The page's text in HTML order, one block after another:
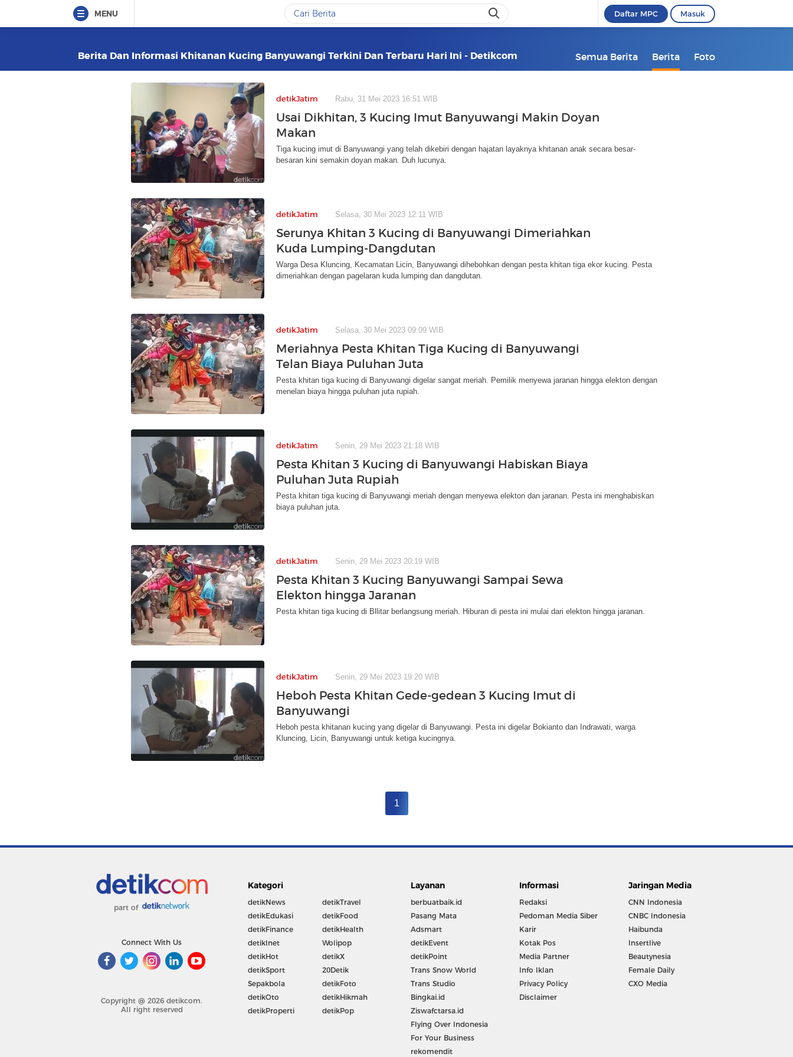
MENU Daftar MPC Masuk
Berita Dan Informasi Khitanan Kucing Banyuwangi Terkini Dan Terbaru Hari Ini - Detikcom Semua Berita Berita Foto
detikJatim Rabu, 31 Mei 2023 16:51 WIB
Usai Dikhitan, 3 Kucing Imut Banyuwangi Makin Doyan
Makan
Tiga kucing imut di Banyuwangi yang telah dikebiri dengan hajatan layaknya khitanan anak secara besar-
besaran kini semakin doyan makan. Duh lucunya.
detikJatim Selasa, 30 Mei 2023 12:11 WIB
Serunya Khitan 3 Kucing di Banyuwangi Dimeriahkan
Kuda Lumping-Dangdutan
Warga Desa Kluncing, Kecamatan Licin, Banyuwangi dihebohkan dengan pesta khitan tiga ekor kucing. Pesta
dimeriahkan dengan pagelaran kuda lumping dan dangdutan.
detikJatim Selasa, 30 Mei 2023 09:09 WIB
Meriahnya Pesta Khitan Tiga Kucing di Banyuwangi
Telan Biaya Puluhan Juta
Pesta khitan tiga kucing di Banyuwangi digelar sangat meriah. Pemilik menyewa jaranan hingga elekton dengan
menelan biaya hingga puluhan juta rupiah.
detikJatim Senin, 29 Mei 2023 21:18 WIB
Pesta Khitan 3 Kucing di Banyuwangi Habiskan Biaya
Puluhan Juta Rupiah
Pesta khitan tiga kucing di Banyuwangi meriah dengan menyewa elekton dan jaranan. Pesta ini menghabiskan
biaya puluhan juta.
detikJatim Senin, 29 Mei 2023 20:19 WIB
Pesta Khitan 3 Kucing Banyuwangi Sampai Sewa
Elekton hingga Jaranan
Pesta khitan tiga kucing di Bllitar berlangsung meriah. Hiburan di pesta ini mulai dari elekton hingga jaranan.
detikJatim Senin, 29 Mei 2023 19:20 WIB
Heboh Pesta Khitan Gede-gedean 3 Kucing Imut di
Banyuwangi
Heboh pesta khitanan kucing yang digelar di Banyuwangi. Pesta ini digelar Bokianto dan Indrawati, warga
Kluncing, Licin, Banyuwangi untuk ketiga kucingnya.
1
part of
Connect With Us
Copyright @ 2026 detikcom.
All right reserved
Kategori
detikNews
detikEdukasi
detikFinance
detikInet
detikHot
detikSport
Sepakbola
detikOto
detikProperti
detikTravel
detikFood
detikHealth
Wolipop
detikX
20Detik
detikFoto
detikHikmah
detikPop
Layanan
berbuatbaik.id
Pasang Mata
Adsmart
detikEvent
detikPoint
Trans Snow World
Trans Studio
Bingkai.id
Ziswafctarsa.id
Flying Over Indonesia
For Your Business
rekomendit
Informasi
Redaksi
Pedoman Media Siber
Karir
Kotak Pos
Media Partner
Info Iklan
Privacy Policy
Disclaimer
Jaringan Media
CNN Indonesia
CNBC Indonesia
Haibunda
Insertlive
Beautynesia
Female Daily
CXO Media